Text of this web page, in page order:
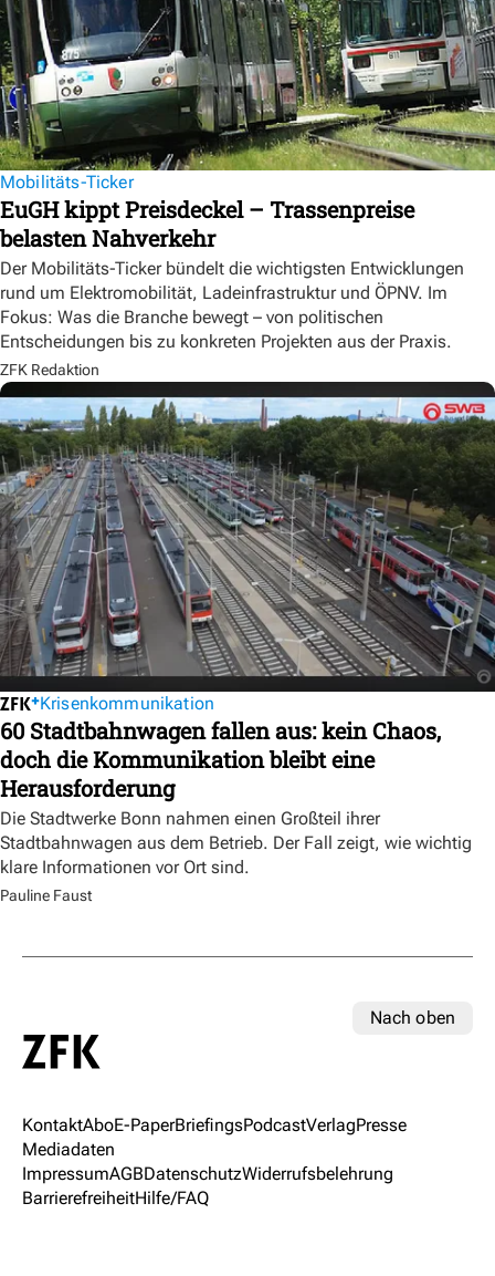
Mobilitäts-Ticker
EuGH kippt Preisdeckel – Trassenpreise
belasten Nahverkehr
Der Mobilitäts-Ticker bündelt die wichtigsten Entwicklungen
rund um Elektromobilität, Ladeinfrastruktur und ÖPNV. Im
Fokus: Was die Branche bewegt – von politischen
Entscheidungen bis zu konkreten Projekten aus der Praxis.
ZFK Redaktion
Krisenkommunikation
60 Stadtbahnwagen fallen aus: kein Chaos,
doch die Kommunikation bleibt eine
Herausforderung
Die Stadtwerke Bonn nahmen einen Großteil ihrer
Stadtbahnwagen aus dem Betrieb. Der Fall zeigt, wie wichtig
klare Informationen vor Ort sind.
Pauline Faust
Nach oben
KontaktAboE-PaperBriefingsPodcastVerlagPresse
Mediadaten
ImpressumAGBDatenschutzWiderrufsbelehrung
BarrierefreiheitHilfe/FAQ